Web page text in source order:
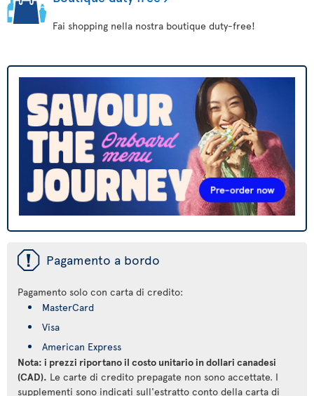
Fai shopping nella nostra boutique duty-free!
ü Pagamento a bordo
Pagamento solo con carta di credito:
MasterCard
Visa
American Express
Nota: i prezzi riportano il costo unitario in dollari canadesi
(CAD). Le carte di credito prepagate non sono accettate. I
supplementi sono indicati sull'estratto conto della carta di